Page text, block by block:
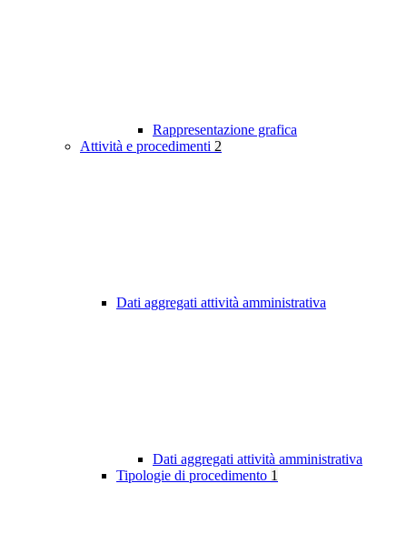
Rappresentazione grafica
Attività e procedimenti 2
Dati aggregati attività amministrativa
Dati aggregati attività amministrativa
Tipologie di procedimento 1